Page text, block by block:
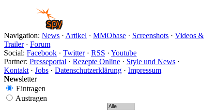
Navigation: News · Artikel · MMObase · Screenshots · Videos &
Trailer· Forum
Social: Facebook · Twitter· RSS · Youtube
Partner: Presseportal · Rezepte Online · Style und News ·
Kontakt · Jobs · Datenschutzerklärung · Impressum
Newsletter
Eintragen
Austragen